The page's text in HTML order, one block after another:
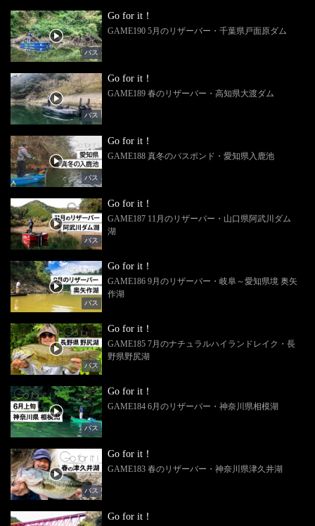
バス
Go for it！
GAME190 5月のリザーバー・千葉県戸面原ダム
バス
Go for it！
GAME189 春のリザーバー・高知県大渡ダム
バス
Go for it！
GAME188 真冬のバスポンド・愛知県入鹿池
バス
Go for it！
GAME187 11月のリザーバー・山口県阿武川ダム
湖
バス
Go for it！
GAME186 9月のリザーバー・岐阜～愛知県境 奥矢
作湖
バス
Go for it！
GAME185 7月のナチュラルハイランドレイク・長
野県野尻湖
バス
Go for it！
GAME184 6月のリザーバー・神奈川県相模湖
バス
Go for it！
GAME183 春のリザーバー・神奈川県津久井湖
Go for it！